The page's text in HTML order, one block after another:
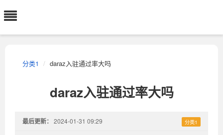
分类1 daraz入驻通过率大吗
daraz入驻通过率大吗
最后更新： 2024-01-31 09:29 分类1